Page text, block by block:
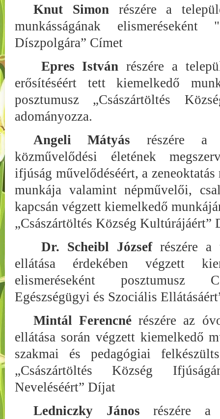
Knut Simonrészére a
munkásságának elismeréseként
Díszpolgára” Címet
Epres István részére a
erősítéséért tett kiemelkedő
posztumusz „Császártöltés
adományozza.
Angeli Mátyás részére a
közművelődési életének
ifjúság művelődéséért, a
munkája valamint népművelői,
kapcsán végzett kiemelkedő
„Császártöltés Község Kultúrájáért”
Dr. Scheibl József részére a
ellátása érdekében végzett
elismeréseként posztumusz
Egészségügyi és Szociális
Mintál Ferencnérészére az
ellátása során végzett kiemelkedő
szakmai és pedagógiai
„Császártöltés Község
Neveléséért” Díjat
Ledniczky János részére a